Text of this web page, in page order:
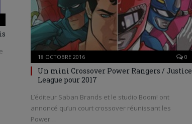
18 OCTOBRE 2016 0
Un mini Crossover Power Rangers / Justice
League pour 2017
L’éditeur Saban Brands et le studio Boom! ont
annoncé qu’un court crossover réunissant les
Power…